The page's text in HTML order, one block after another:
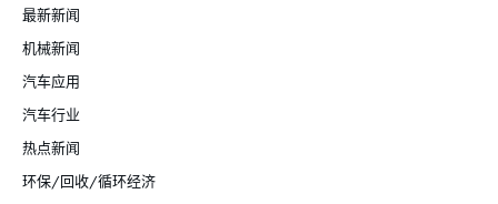
最新新闻
机械新闻
汽车应用
汽车行业
热点新闻
环保/回收/循环经济